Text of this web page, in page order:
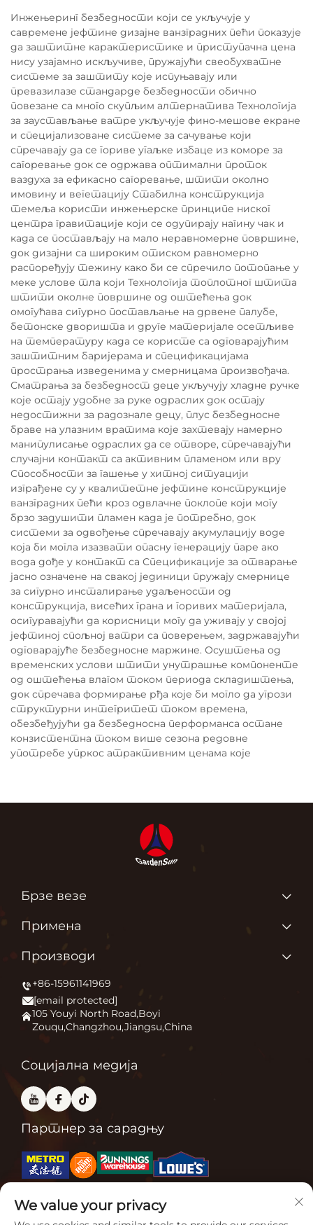
Инжењеринг безбедности који се укључује у
савремене јефтине дизајне ванзградних пећи показује
да заштитне карактеристике и приступачна цена
нису узајамно искључиве, пружајући свеобухватне
системе за заштиту које испуњавају или
превазилазе стандарде безбедности обично
повезане са много скупљим алтернатива Технологија
за заустављање ватре укључује фино-мешове екране
и специјализоване системе за сачување који
спречавају да се гориве угаљке избаце из коморе за
сагоревање док се одржава оптимални проток
ваздуха за ефикасно сагоревање, штити околно
имовину и вегетацију Стабилна конструкција
темеља користи инжењерске принципе ниског
центра гравитације који се одупирају нагину чак и
када се постављају на мало неравномерне површине,
док дизајни са широким отиском равномерно
распоређују тежину како би се спречило потопање у
меке услове тла који Технологија топлотног штита
штити околне површине од оштећења док
омогућава сигурно постављање на дрвене палубе,
бетонске дворишта и друге материјале осетљиве
на температуру када се користе са одговарајућим
заштитним баријерама и спецификацијама
прострања изведенима у смерницама произвођача.
Сматрања за безбедност деце укључују хладне ручке
које остају удобне за руке одраслих док остају
недостижни за радознале децу, плус безбедносне
браве на улазним вратима које захтевају намерно
манипулисање одраслих да се отворе, спречавајући
случајни контакт са активним пламеном или вру
Способности за гашење у хитној ситуацији
изграђене су у квалитетне јефтине конструкције
ванзградних пећи кроз одвлачне поклопе који могу
брзо задушити пламен када је потребно, док
системи за одвођење спречавају акумулацију воде
која би могла изазвати опасну генерацију паре ако
вода дође у контакт са Спецификације за отварање
јасно означене на свакој јединици пружају смернице
за сигурно инсталирање удаљености од
конструкција, висећих грана и горивих материјала,
осигуравајући да корисници могу да уживају у својој
јефтиној спољној ватри са поверењем, задржавајући
одговарајуће безбедносне маржине. Осуштења од
временских услови штити унутрашње компоненте
од оштећења влагом током периода складиштења,
док спречава формирање рђа које би могло да угрози
структурни интегритет током времена,
обезбеђујући да безбедносна перформанса остане
конзистентна током више сезона редовне
употребе упркос атрактивним ценама које
Брзе везе
Почетна страница
Производи
Новине
Примена
Често постављане питања
Примена
Зашто волимо оно што радимо?
Производи
Грејач за дворац
Огњ
Пећница за пицу
+86-15961141969
[email protected]
105 Youyi North Road,Boyi
Zouqu,Changzhou,Jiangsu,China
Социјална медија
Партнер за сарадњу
Сродне сертификације
We value your privacy